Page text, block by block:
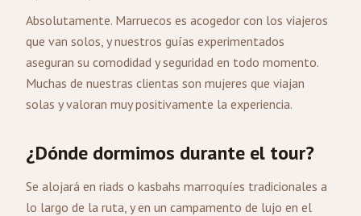
Absolutamente. Marruecos es acogedor con los viajeros
que van solos, y nuestros guías experimentados
aseguran su comodidad y seguridad en todo momento.
Muchas de nuestras clientas son mujeres que viajan
solas y valoran muy positivamente la experiencia.
¿Dónde dormimos durante el tour?
Se alojará en riads o kasbahs marroquíes tradicionales a
lo largo de la ruta, y en un campamento de lujo en el